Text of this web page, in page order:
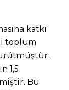
katkı
toplum
1,5
Bu